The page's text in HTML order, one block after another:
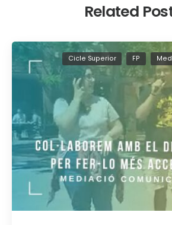
Related
Cicle Superior FP